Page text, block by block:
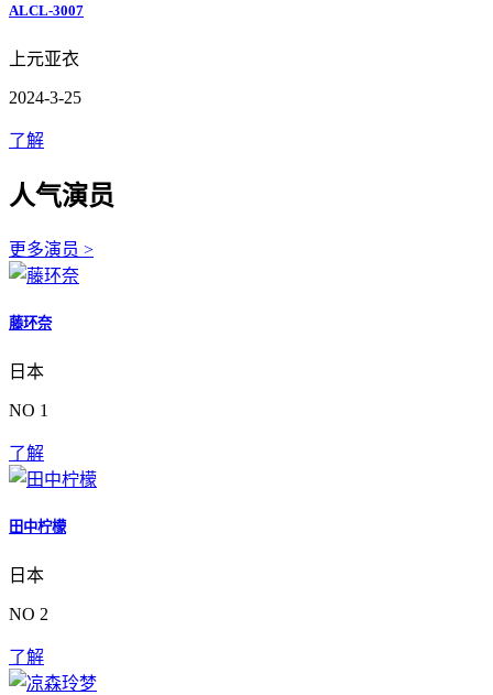
ALCL-3007
上元亚衣
2024-3-25
了解
人气演员
更多演员 >
藤环奈
日本
NO 1
了解
田中柠檬
日本
NO 2
了解